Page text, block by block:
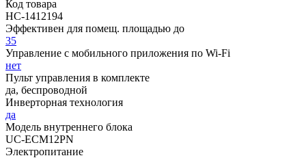
Код товара
НС-1412194
Эффективен для помещ. площадью до
35
Управление c мобильного приложения по Wi-Fi
нет
Пульт управления в комплекте
да, беспроводной
Инверторная технология
да
Модель внутреннего блока
UC-ECM12PN
Электропитание